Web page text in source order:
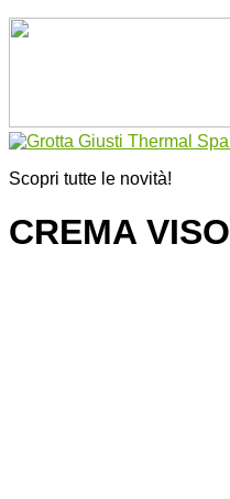
Scopri tutte le novità!
CREMA VISO